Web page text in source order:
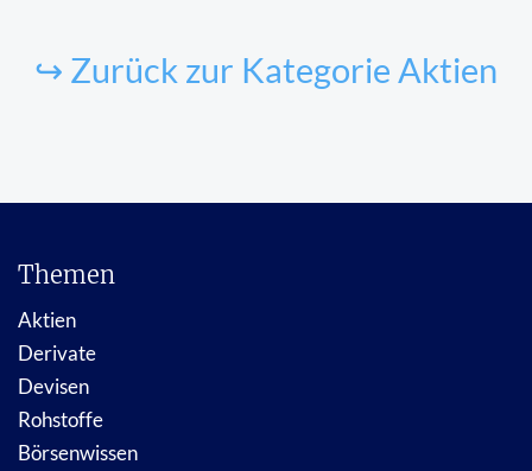
↪ Zurück zur Kategorie Aktien
Themen
Aktien
Derivate
Devisen
Rohstoffe
Börsenwissen